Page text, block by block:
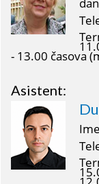
- 13.00 časova
Asistent: